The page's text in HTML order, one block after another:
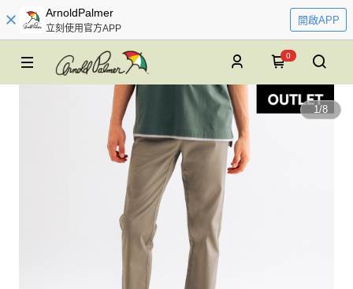
ArnoldPalmer
立刻使用官方APP
開啟APP
0
1/8